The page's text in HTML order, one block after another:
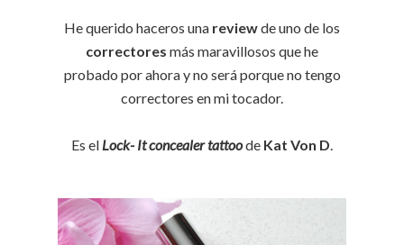
He querido haceros una reviewde uno de los
correctores más maravillosos que he
probado por ahora y no será porque no tengo
correctores en mi tocador.
Es el Lock- It concealer tattoode Kat Von D.